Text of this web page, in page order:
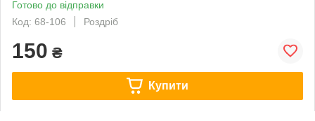
Готово до відправки
Код: 68-106
Роздріб
150 ₴
Купити